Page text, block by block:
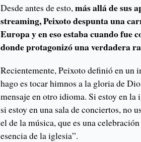
Desde antes de esto, más allá de sus
streaming, Peixoto despunta una
Europa y en eso estaba cuando fue
donde protagonizó una verdadera
Recientemente, Peixoto definió en un
hago es tocar himnos a la gloria de
mensaje en otro idioma. Si estoy en la
si estoy en una sala de conciertos, no
el de la música, que es una
esencia de la iglesia”.